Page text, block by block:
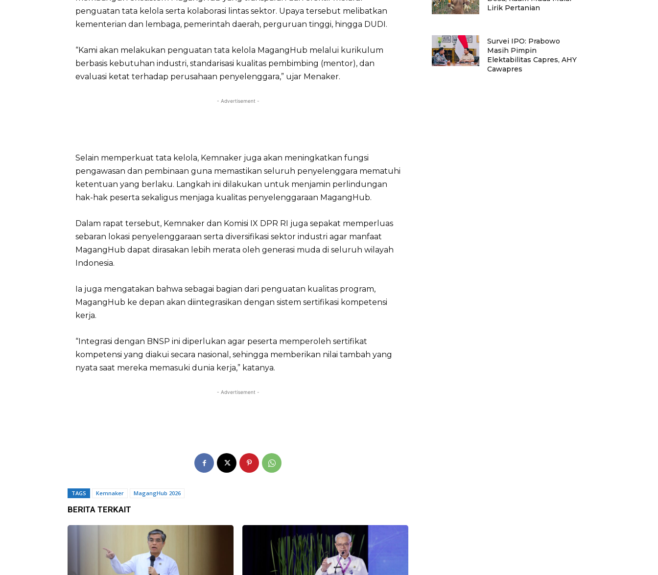
penguatan tata kelola serta kolaborasi lintas sektor. Upaya tersebut melibatkan
kementerian dan lembaga, pemerintah daerah, perguruan tinggi, hingga DUDI.
“Kami akan melakukan penguatan tata kelola MagangHub melalui kurikulum
berbasis kebutuhan industri, standarisasi kualitas pembimbing (mentor), dan
evaluasi ketat terhadap perusahaan penyelenggara,” ujar Menaker.
- Advertisement -
Selain memperkuat tata kelola, Kemnaker juga akan meningkatkan fungsi
pengawasan dan pembinaan guna memastikan seluruh penyelenggara mematuhi
ketentuan yang berlaku. Langkah ini dilakukan untuk menjamin perlindungan
hak-hak peserta sekaligus menjaga kualitas penyelenggaraan MagangHub.
Dalam rapat tersebut, Kemnaker dan Komisi IX DPR RI juga sepakat memperluas
sebaran lokasi penyelenggaraan serta diversifikasi sektor industri agar manfaat
MagangHub dapat dirasakan lebih merata oleh generasi muda di seluruh wilayah
Indonesia.
Ia juga mengatakan bahwa sebagai bagian dari penguatan kualitas program,
MagangHub ke depan akan diintegrasikan dengan sistem sertifikasi kompetensi
kerja.
“Integrasi dengan BNSP ini diperlukan agar peserta memperoleh sertifikat
kompetensi yang diakui secara nasional, sehingga memberikan nilai tambah yang
nyata saat mereka memasuki dunia kerja,” katanya.
- Advertisement -
TAGS Kemnaker MagangHub 2026
BERITA TERKAIT
Lirik Pertanian
Survei IPO: Prabowo
Masih Pimpin
Elektabilitas Capres, AHY
Cawapres